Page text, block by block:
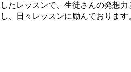
たレッスンで、生徒さんの発想
、日々レッスンに励んでおります